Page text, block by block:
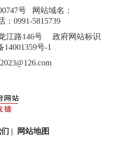
号 网站域名：
：0991-5815739
江路146号 政府网站标识
14001359号-1
| 网站地图